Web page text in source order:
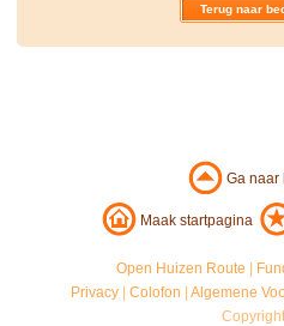
Terug naar
Ga
Maak startpagina
Open Huizen Route
Privacy |Colofon |Algemene